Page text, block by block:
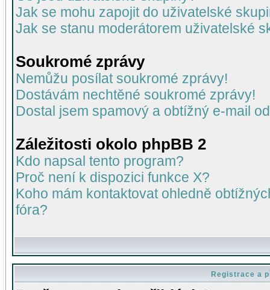
Jak se mohu zapojit do uživatelské
Jak se stanu moderátorem uživatelské
Soukromé zprávy
Nemůžu posílat soukromé zprávy!
Dostávám nechtěné soukromé zprávy!
Dostal jsem spamový a obtížný e-mail
Záležitosti okolo phpBB 2
Kdo napsal tento program?
Proč není k dispozici funkce X?
Koho mám kontaktovat ohledně
fóra?
Registrace a